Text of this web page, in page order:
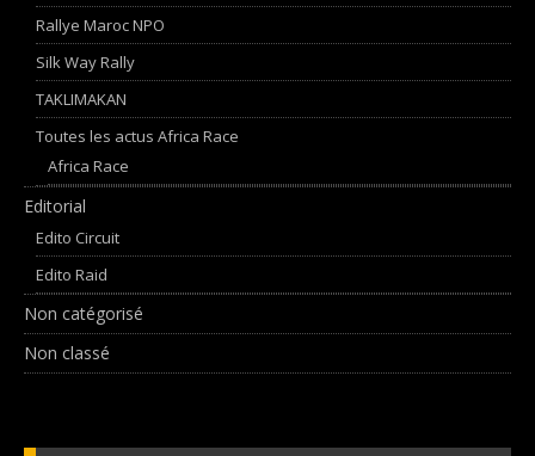
Rallye Maroc NPO
Silk Way Rally
TAKLIMAKAN
Toutes les actus Africa Race
Africa Race
Editorial
Edito Circuit
Edito Raid
Non catégorisé
Non classé